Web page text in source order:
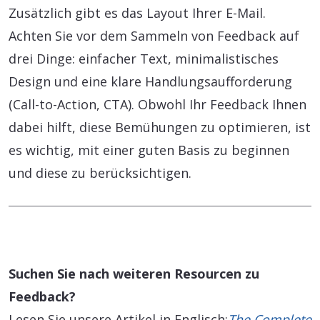
Zusätzlich gibt es das Layout Ihrer E-Mail.
Achten Sie vor dem Sammeln von Feedback auf
drei Dinge: einfacher Text, minimalistisches
Design und eine klare Handlungsaufforderung
(Call-to-Action, CTA). Obwohl Ihr Feedback Ihnen
dabei hilft, diese Bemühungen zu optimieren, ist
es wichtig, mit einer guten Basis zu beginnen
und diese zu berücksichtigen.
Suchen Sie nach weiteren Resourcen zu
Feedback?